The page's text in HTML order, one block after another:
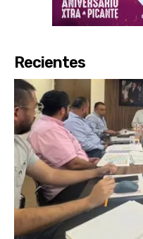
Recientes